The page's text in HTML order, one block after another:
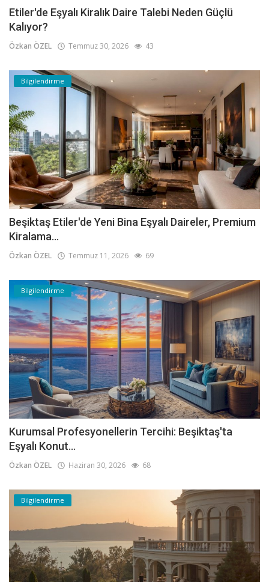
Etiler'de Eşyalı Kiralık Daire Talebi Neden Güçlü
Kalıyor?
Özkan ÖZEL Temmuz 30, 2026 43
Bilgilendirme
Beşiktaş Etiler'de Yeni Bina Eşyalı Daireler, Premium
Kiralama...
Özkan ÖZEL Temmuz 11, 2026 69
Bilgilendirme
Kurumsal Profesyonellerin Tercihi: Beşiktaş'ta
Eşyalı Konut...
Özkan ÖZEL Haziran 30, 2026 68
Bilgilendirme